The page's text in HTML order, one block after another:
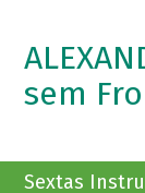
sem
Sextas